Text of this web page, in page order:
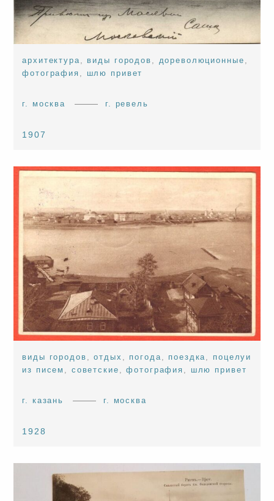
архитектура виды городов дореволюционные
фотография
шлю привет
г. москва г. ревель
1907
виды городов ,отдых , погода, поездка, поцелуи
из писем , советские ,фотография , шлю привет
г. казань г. москва
1928